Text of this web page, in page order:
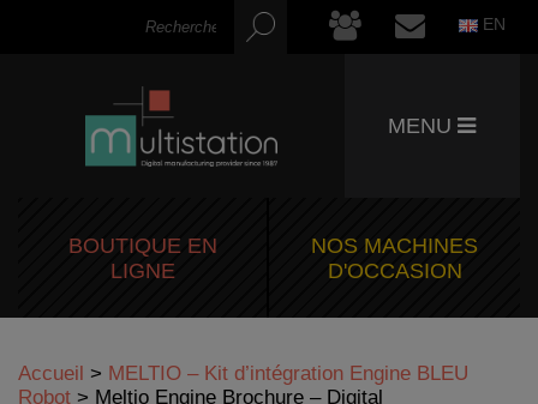
EN
MENU
BOUTIQUE EN
LIGNE
NOS MACHINES
D'OCCASION
Accueil > MELTIO – Kit d’intégration Engine BLEU
Robot > Meltio Engine Brochure – Digital